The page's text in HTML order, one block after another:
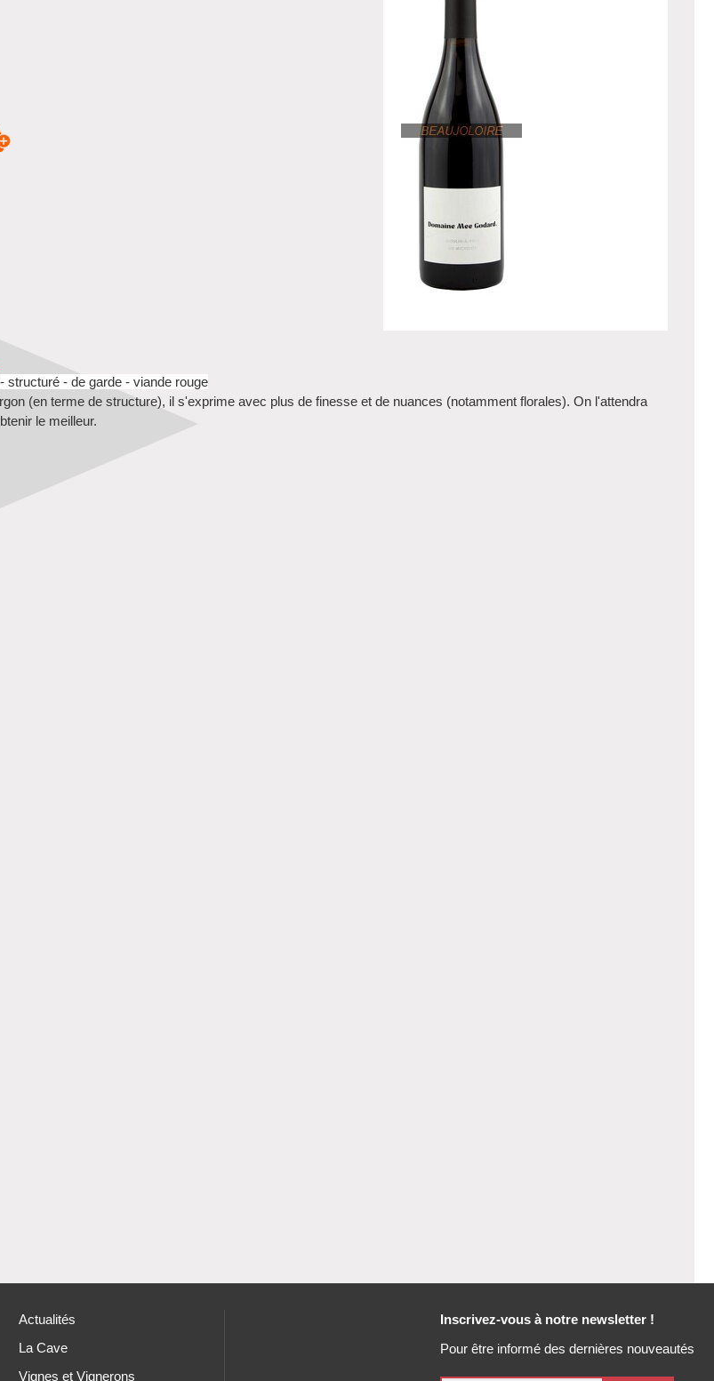
structuré - de garde - viande rouge
(en terme de structure), il s'exprime avec plus de finesse et de nuances (notamment florales). On l'attendra
le meilleur.
Actualités
La Cave
Vignes et Vignerons
Inscrivez-vous à notre newsletter !
Pour être informé des dernières nouveautés